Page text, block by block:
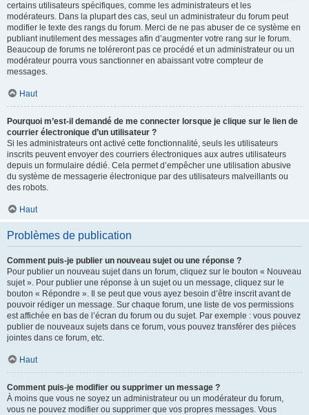
certains utilisateurs spécifiques, comme les administrateurs et les
modérateurs. Dans la plupart des cas, seul un administrateur du forum peut
modifier le texte des rangs du forum. Merci de ne pas abuser de ce système en
publiant inutilement des messages afin d’augmenter votre rang sur le forum.
Beaucoup de forums ne toléreront pas ce procédé et un administrateur ou un
modérateur pourra vous sanctionner en abaissant votre compteur de
messages.
Haut
Pourquoi m’est-il demandé de me connecter lorsque je clique sur le lien de
courrier électronique d’un utilisateur ?
Si les administrateurs ont activé cette fonctionnalité, seuls les utilisateurs
inscrits peuvent envoyer des courriers électroniques aux autres utilisateurs
depuis un formulaire dédié. Cela permet d’empêcher une utilisation abusive
du système de messagerie électronique par des utilisateurs malveillants ou
des robots.
Haut
Problèmes de publication
Comment puis-je publier un nouveau sujet ou une réponse ?
Pour publier un nouveau sujet dans un forum, cliquez sur le bouton « Nouveau
sujet ». Pour publier une réponse à un sujet ou un message, cliquez sur le
bouton « Répondre ». Il se peut que vous ayez besoin d’être inscrit avant de
pouvoir rédiger un message. Sur chaque forum, une liste de vos permissions
est affichée en bas de l’écran du forum ou du sujet. Par exemple : vous pouvez
publier de nouveaux sujets dans ce forum, vous pouvez transférer des pièces
jointes dans ce forum, etc.
Haut
Comment puis-je modifier ou supprimer un message ?
À moins que vous ne soyez un administrateur ou un modérateur du forum,
vous ne pouvez modifier ou supprimer que vos propres messages. Vous